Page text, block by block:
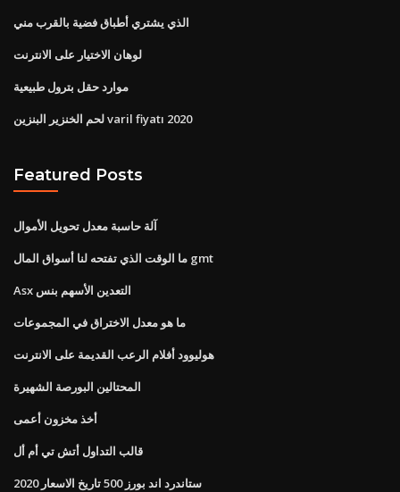
الذي يشتري أطباق فضية بالقرب مني
لوهان الاختيار على الانترنت
موارد حقل بترول طبيعية
لحم الخنزير البنزين varil fiyatı 2020
Featured Posts
آلة حاسبة معدل تحويل الأموال
ما الوقت الذي تفتحه لنا أسواق المال gmt
Asx التعدين الأسهم بنس
ما هو معدل الاختراق في المجموعات
هوليوود أفلام الرعب القديمة على الانترنت
المحتالين البورصة الشهيرة
أخذ مخزون أعمى
قالب التداول أتش تي أم أل
ستاندرد اند بورز 500 تاريخ الاسعار 2020